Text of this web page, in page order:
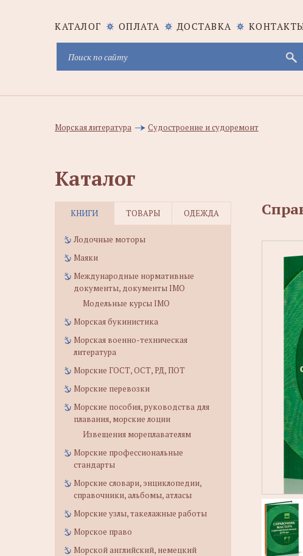
КАТАЛОГ ОПЛАТА ДОСТАВКА
Морская литература Судостроение и судоремонт
Каталог
КНИГИ ТОВАРЫ ОДЕЖДА
Лодочные моторы
Маяки
Международные нормативные
документы, документы IMO
Модельные курсы IMO
Морская букинистика
Морская военно-техническая
литература
Морские ГОСТ, ОСТ, РД, ПОТ
Морские перевозки
Морские пособия, руководства для
плавания, морские лоции
Извещения мореплавателям
Морские профессиональные
стандарты
Морские словари, энциклопедии,
справочники, альбомы, атласы
Морские узлы, такелажные работы
Морское право
Морской английский, немецкий